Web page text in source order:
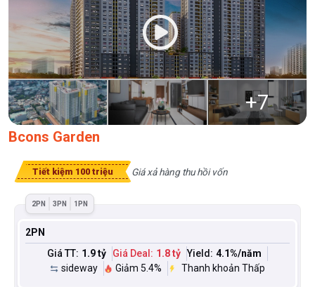
+7
Bcons Garden
Tiết kiệm 100 triệu Giá xả hàng thu hồi vốn
2PN 3PN 1PN
2PN
Giá TT: 1.9 tỷ Giá Deal: 1.8 tỷ Yield: 4.1%/năm
sideway
Giảm 5.4% Thanh khoản Thấp